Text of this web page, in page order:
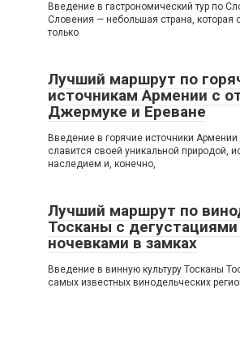
Введение в гастрономический тур по
Словения — небольшая страна, которая
только
Лучший маршрут по
источникам Армении с
Джермуке и Ереване
Введение в горячие источники
славится своей уникальной природой,
наследием и, конечно,
Лучший маршрут по
Тосканы с
ночевками в замках
Введение в винную культуру Тосканы
самых известных винодельческих